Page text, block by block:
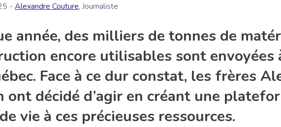
- Alexandre Couture, Journaliste
année, des milliers de tonnes de
encore utilisables sont envoyées
Face à ce dur constat, les frères
ont décidé d’agir en créant une
vie à ces précieuses ressources.